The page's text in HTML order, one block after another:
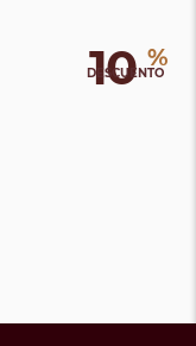
10 %
DESCUENTO